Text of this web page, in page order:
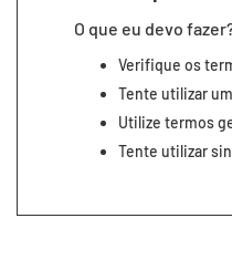
O que eu devo
Verifique os
Tente utilizar
Utilize termos
Tente utilizar